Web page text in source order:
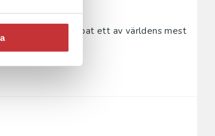
i välfärden skapat ett av världens mest